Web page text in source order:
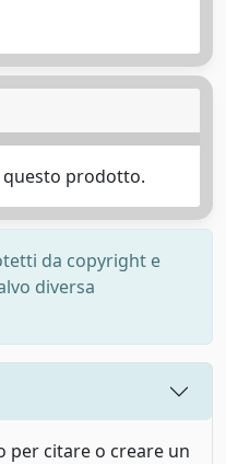
questo prodotto.
da copyright e
diversa
per citare o creare un